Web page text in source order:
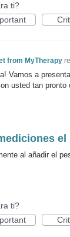
ti?
from MyTherapy
Vamos a
usted tan
el
al añadir el
ti?